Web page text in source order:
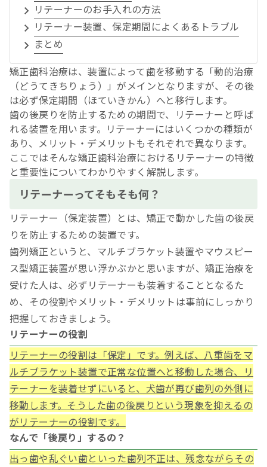
リテーナーのお手入れの方法
リテーナー装置、保定期間によくあるトラブル
まとめ
矯正歯科治療は、装置によって歯を移動する「動的治療
（どうてきちりょう）」がメインとなりますが、その後
は必ず保定期間（ほていきかん）へと移行します。
歯の後戻りを防止するための期間で、リテーナーと呼ば
れる装置を用います。リテーナーにはいくつかの種類が
あり、メリット・デメリットもそれぞれで異なります。
ここではそんな矯正歯科治療におけるリテーナーの特徴
と重要性についてわかりやすく解説します。
リテーナーってそもそも何？
リテーナー（保定装置）とは、矯正で動かした歯の後戻
りを防止するための装置です。
歯列矯正というと、マルチブラケット装置やマウスピー
ス型矯正装置が思い浮かぶかと思いますが、矯正治療を
受けた人は、必ずリテーナーも装着することとなるた
め、その役割やメリット・デメリットは事前にしっかり
把握しておきましょう。
リテーナーの役割
リテーナーの役割は「保定」です。例えば、八重歯をマ
ルチブラケット装置で正常な位置へと移動した場合、リ
テーナーを装着せずにいると、犬歯が再び歯列の外側に
移動します。そうした歯の後戻りという現象を抑えるの
がリテーナーの役割です。
なんで「後戻り」するの？
出っ歯や乱ぐい歯といった歯列不正は、残念ながらその